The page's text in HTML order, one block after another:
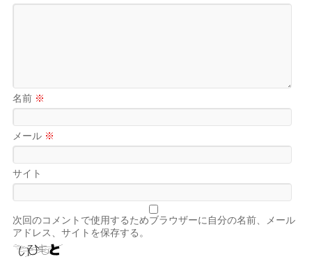
名前 ※
メール ※
サイト
次回のコメントで使用するためブラウザーに自分の名前、メール
アドレス、サイトを保存する。